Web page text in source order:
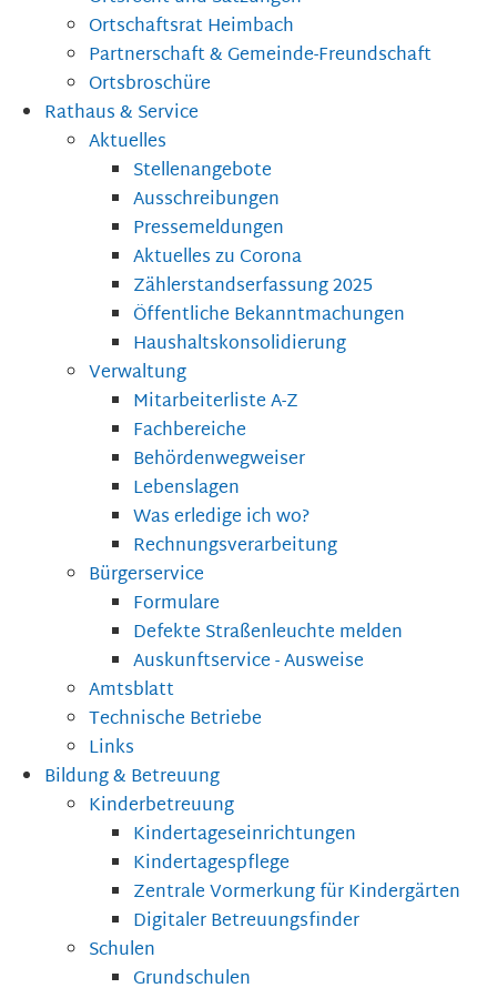
Ortschaftsrat Heimbach
Partnerschaft & Gemeinde-Freundschaft
Ortsbroschüre
Rathaus & Service
Aktuelles
Stellenangebote
Ausschreibungen
Pressemeldungen
Aktuelles zu Corona
Zählerstandserfassung 2025
Öffentliche Bekanntmachungen
Haushaltskonsolidierung
Verwaltung
Mitarbeiterliste A-Z
Fachbereiche
Behördenwegweiser
Lebenslagen
Was erledige ich wo?
Rechnungsverarbeitung
Bürgerservice
Formulare
Defekte Straßenleuchte melden
Auskunftservice - Ausweise
Amtsblatt
Technische Betriebe
Links
Bildung & Betreuung
Kinderbetreuung
Kindertageseinrichtungen
Kindertagespflege
Zentrale Vormerkung für Kindergärten
Digitaler Betreuungsfinder
Schulen
Grundschulen